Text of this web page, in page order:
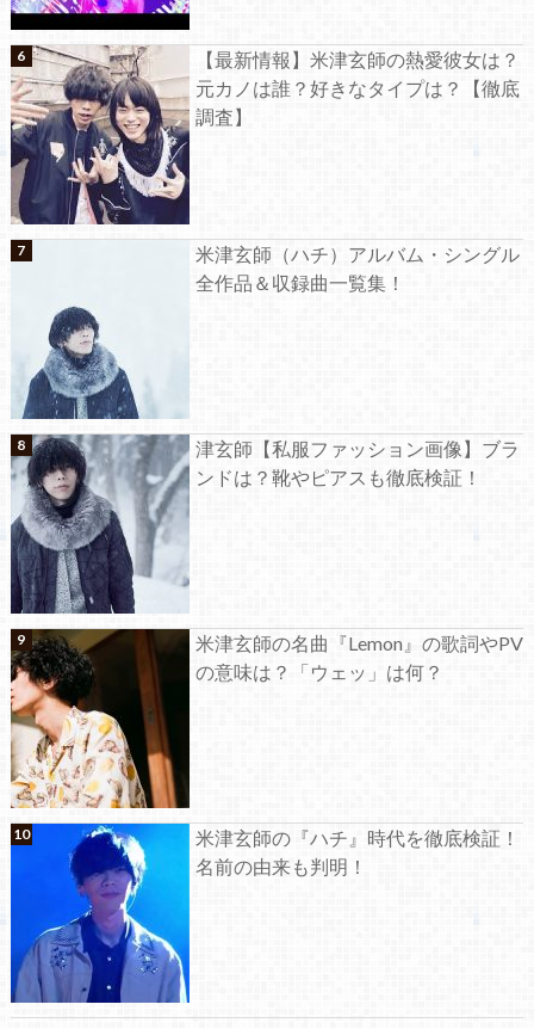
【最新情報】米津玄師の熱愛彼女は？
元カノは誰？好きなタイプは？【徹底
調査】
米津玄師（ハチ）アルバム・シングル
全作品＆収録曲一覧集！
津玄師【私服ファッション画像】ブラ
ンドは？靴やピアスも徹底検証！
米津玄師の名曲『Lemon』の歌詞やPV
の意味は？「ウェッ」は何？
米津玄師の『ハチ』時代を徹底検証！
名前の由来も判明！